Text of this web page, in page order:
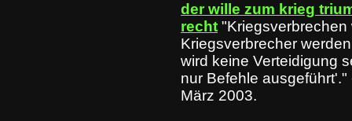
der wille zum krieg
recht "Kriegsverbrechen
Kriegsverbrecher
wird keine Verteidigung
nur Befehle
März 2003.